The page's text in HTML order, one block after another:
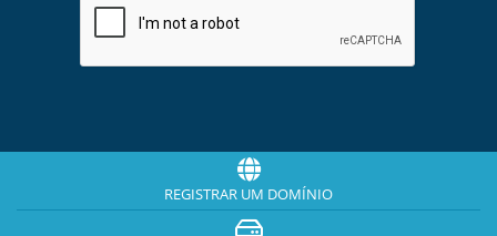
REGISTRAR UM DOMÍNIO